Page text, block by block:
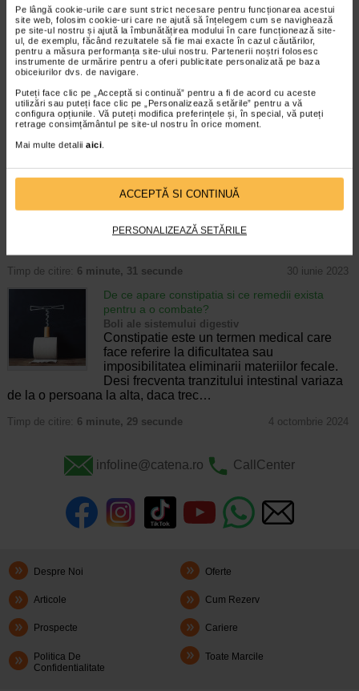
Pe lângă cookie-urile care sunt strict necesare pentru funcționarea acestui
site web, folosim cookie-uri care ne ajută să înțelegem cum se navighează
pe site-ul nostru și ajută la îmbunătățirea modului în care funcționează site-
ul, de exemplu, făcând rezultatele să fie mai exacte în cazul căutărilor,
pentru a măsura performanța site-ului nostru. Partenerii noștri folosesc
instrumente de urmărire pentru a oferi publicitate personalizată pe baza
obiceiurilor dvs. de navigare.
Puteți face clic pe „Acceptă si continuă” pentru a fi de acord cu aceste
utilizări sau puteți face clic pe „Personalizează setările” pentru a vă
configura opțiunile. Vă puteți modifica preferințele și, în special, vă puteți
retrage consimțământul pe site-ul nostru în orice moment.
Mai multe detalii aici.
ACCEPTĂ SI CONTINUĂ
PERSONALIZEAZĂ SETĂRILE
Primul ajutor in caz de colica renala
Masuri de prim ajutor
Durerile provocate de colica renala sunt
deseori foarte intense, aproape
insuportabile. Cei care au trecut printr-un
episod spun ca este una dintre cele mai
intense dureri pe care le-au simtit vreodata.
…
Colica biliara se manifesta ca o durere
surda in zona superioara a abdomenului.
cand calculii biliari blocheaza canalul biliar,
Timp de citire: 6 minute, 31 secunde 30 iunie 2023
De ce apare constipatia si ce remedii exista
pentru a o combate?
Boli ale sistemului digestiv
Constipatie este un termen medical care
face referire la dificultatea sau
imposibilitatea eliminarii materiilor fecale.
Desi frecventa tranzitului intestinal variaza
de la o persoana la alta, daca trec…
Timp de citire: 6 minute, 29 secunde 4 octombrie 2024
infoline@catena.ro CallCenter
Despre Noi Oferte
Articole Cum Rezerv
Prospecte Cariere
Politica De
Confidentialitate
Toate Marcile